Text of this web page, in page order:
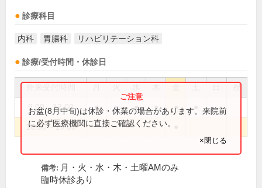
診療科目
内科 胃腸科 リハビリテーション科
診療/受付時間・休診日
祝
9:00～12:00 ● ● ● ● ●
16:30～19:00
お盆(8月中旬)は休診・休業の場合があります。来院前
に必ず医療機関に直接ご確認ください。
×閉じる
備考: 月・火・水・木・土曜AMのみ
臨時休診あり